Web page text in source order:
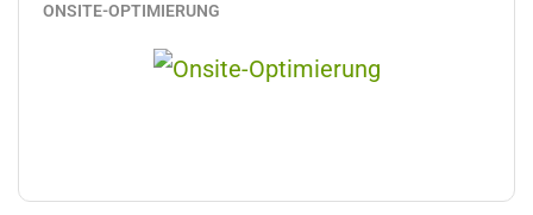
ONSITE-OPTIMIERUNG